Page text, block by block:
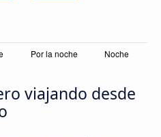
viajando desde